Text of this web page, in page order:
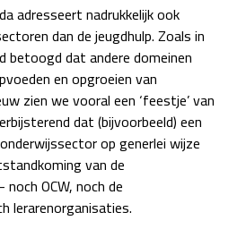
adresseert nadrukkelijk ook
dan de jeugdhulp. Zoals in
betoogd dat andere domeinen
en opgroeien van
zien we vooral een ‘feestje’ van
dat (bijvoorbeeld) een
op generlei wijze
van de
OCW, noch de
lerarenorganisaties.